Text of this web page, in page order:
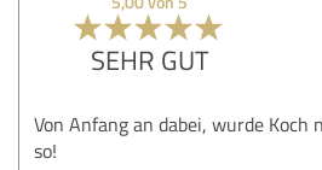
SEHR GUT
Von Anfang an dabei, wurde
so!